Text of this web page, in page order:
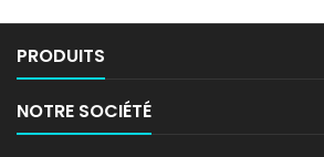
PRODUITS
NOTRE SOCIÉTÉ